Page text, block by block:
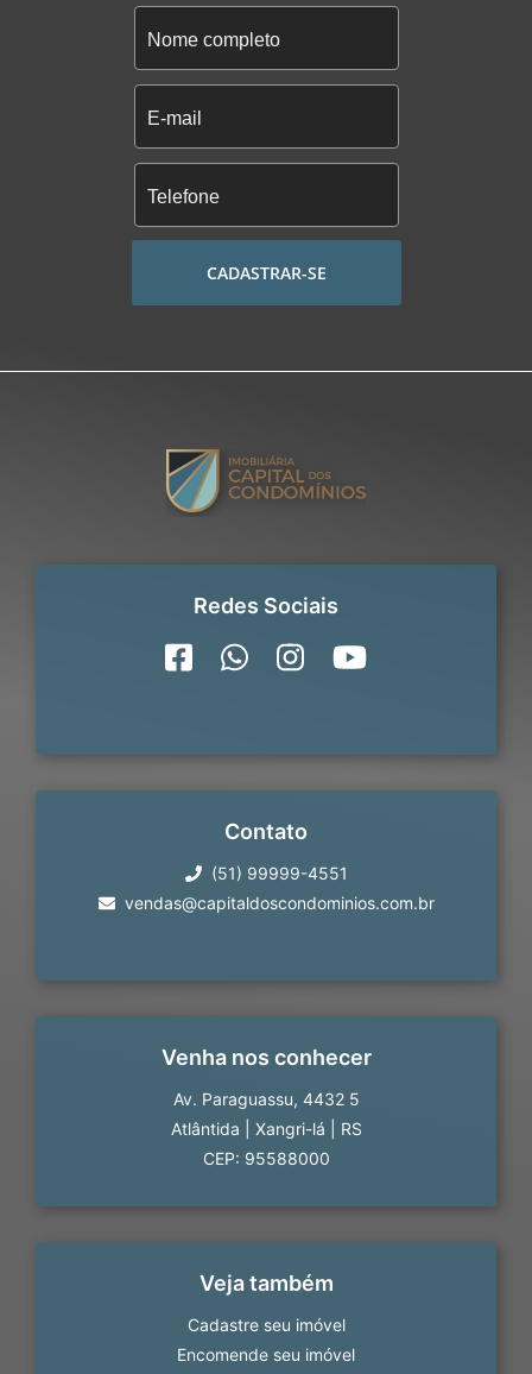
CADASTRAR-SE
Redes Sociais
Contato
(51) 99999-4551
vendas@capitaldoscondominios.com.br
Venha nos conhecer
Av. Paraguassu, 4432 5
Atlântida
Xangri-lá
RS
CEP: 95588000
Veja também
Cadastre seu imóvel
Encomende seu imóvel